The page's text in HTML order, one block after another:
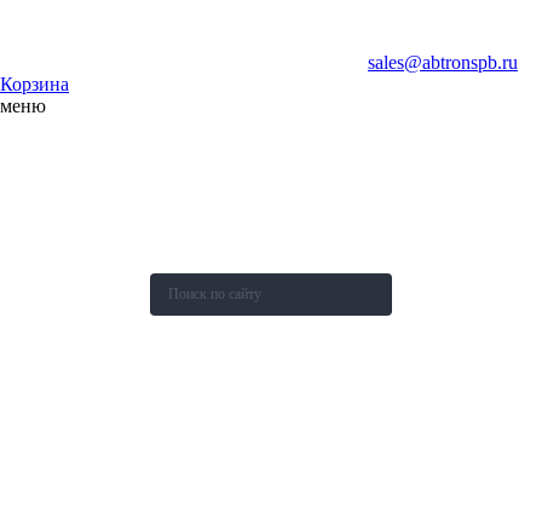
sales@abtronspb.ru
Корзина
меню